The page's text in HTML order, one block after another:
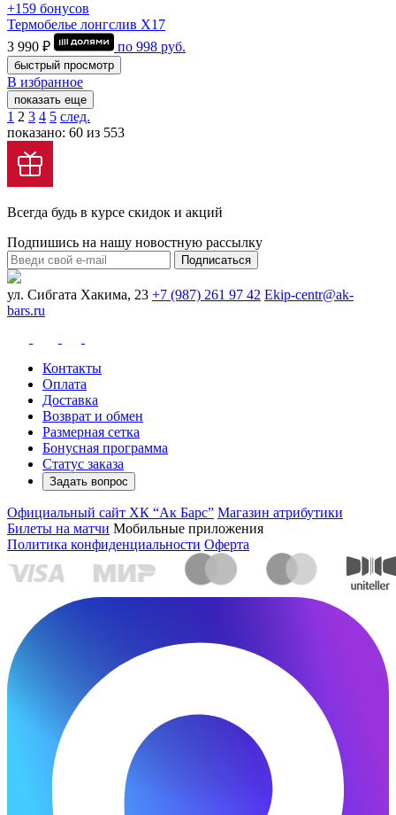
+159 бонусов
Термобелье лонгслив Х17
3 990 ₽
по 998 руб.
быстрый просмотр
В избранное
показать еще
1 2 3 4 5 след.
показано: 60 из 553
Всегда будь в курсе скидок и акций
Подпишись на нашу новостную рассылку
Подписаться
ул. Сибгата Хакима, 23 +7 (987) 261 97 42 Ekip-centr@ak-
bars.ru
Контакты
Оплата
Доставка
Возврат и обмен
Размерная сетка
Бонусная программа
Статус заказа
Задать вопрос
Официальный сайт ХК “Ак Барс” Магазин атрибутики
Билеты на матчи Мобильные приложения
Политика конфиденциальности Оферта